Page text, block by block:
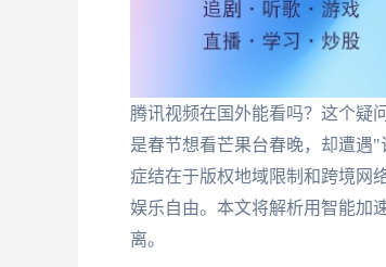
腾讯视频在国外能看吗？这个疑
是春节想看芒果台春晚，却遭遇
症结在于版权地域限制和跨境
娱乐自由。本文将解析用智能加
离。